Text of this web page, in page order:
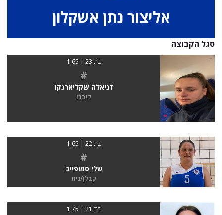
אליצור נתן אשקלון
סגל הקבוצה
בת 23 | 1.65
#
דניאלה שקליארנקו
ליברו
בת 22 | 1.65
#
שלי סמופייב
קבלן/נית
בת 21 | 1.75